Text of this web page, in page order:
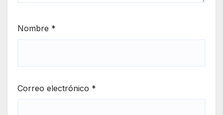
Nombre *
Correo electrónico *